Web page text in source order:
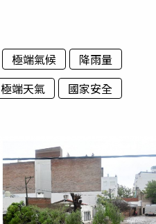
極端氣候
降雨量
極端天氣
國家安全